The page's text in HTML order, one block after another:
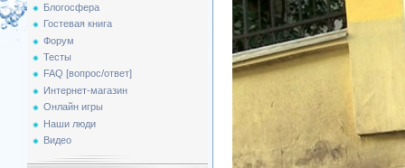
Блогосфера
Гостевая книга
Форум
Тесты
FAQ [вопрос/ответ]
Интернет-магазин
Онлайн игры
Наши люди
Видео